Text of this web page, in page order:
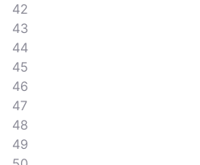
42
43
44
45
46
47
48
49